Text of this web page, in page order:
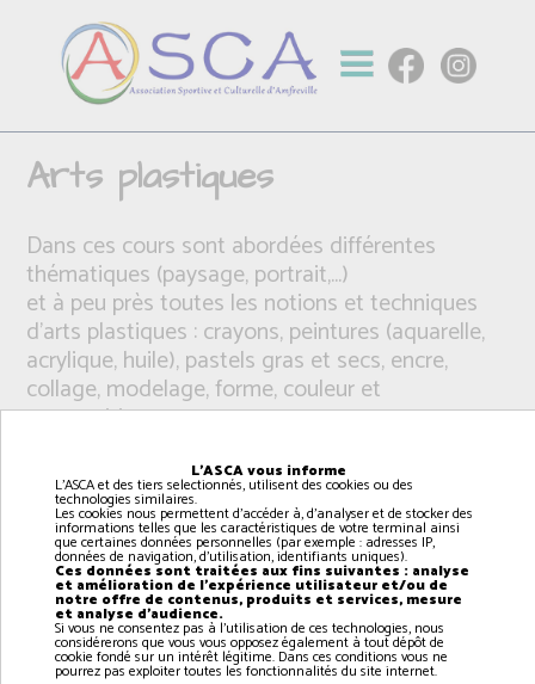
Arts plastiques
Dans ces cours sont abordées différentes
thématiques (paysage, portrait,...)
et à peu près toutes les notions et techniques
d’arts plastiques : crayons, peintures (aquarelle,
acrylique, huile), pastels gras et secs, encre,
collage, modelage, forme, couleur et
composition,
L'ASCA vous informe
L'ASCA et des tiers selectionnés, utilisent des cookies ou des
technologies similaires.
Les cookies nous permettent d'accéder à, d'analyser et de stocker des
informations telles que les caractéristiques de votre terminal ainsi
que certaines données personnelles (par exemple : adresses IP,
données de navigation, d'utilisation, identifiants uniques).
Ces données sont traitées aux fins suivantes : analyse
et amélioration de l'expérience utilisateur et/ou de
notre offre de contenus, produits et services, mesure
et analyse d'audience.
Si vous ne consentez pas à l'utilisation de ces technologies, nous
considérerons que vous vous opposez également à tout dépôt de
cookie fondé sur un intérêt légitime. Dans ces conditions vous ne
pourrez pas exploiter toutes les fonctionnalités du site internet.